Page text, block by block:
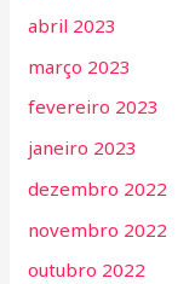
abril 2023
março 2023
fevereiro 2023
janeiro 2023
dezembro 2022
novembro 2022
outubro 2022